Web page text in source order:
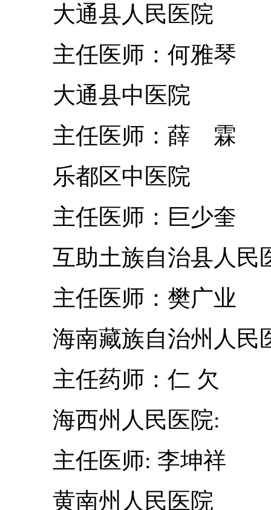
大通县人民医院
主任医师：何雅琴
大通县中医院
主任医师：薛 霖
乐都区中医院
主任医师：巨少奎
互助土族自治县人民
主任医师：樊广业
海南藏族自治州人民
主任药师：仁 欠
海西州人
主任医师: 李坤祥
黄南州人民医院